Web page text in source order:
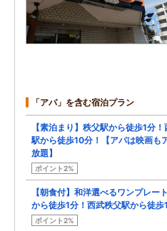
「アパ」を含む宿泊プラン
【素泊まり】秩父駅から徒歩1分
駅から徒歩10分！【アパは映画も
放題】
ポイント2%
【朝食付】和洋選べるワンプレー
から徒歩1分！西武秩父駅から徒歩
ポイント2%